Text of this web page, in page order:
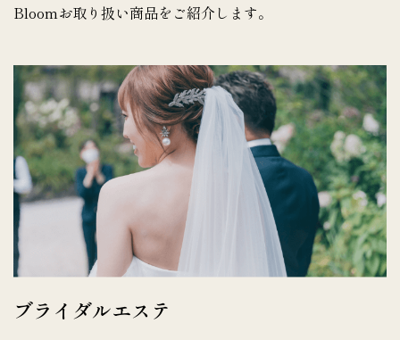
Bloomお取り扱い商品をご紹介します。
ブライダルエステ